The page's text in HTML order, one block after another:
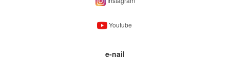
Youtube
e-nail